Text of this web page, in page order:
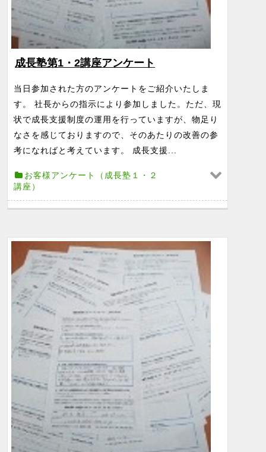
成長塾第1・2講座アンケート
当日参加された方のアンケートをご紹介いたしま
す。 社長からの指示により参加しました。ただ、現
状で成長支援制度の運用を行っていますが、物足り
なさを感じておりますので、そのあたりの改善の参
考になればと考えています。 成長支援...
お客様アンケート（成長塾１・２
講座）